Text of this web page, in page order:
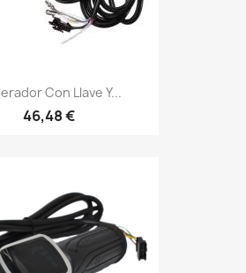
Con Llave Y...
46,48 €